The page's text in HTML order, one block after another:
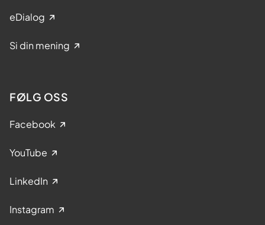
eDialog
Si din mening
FØLG OSS
Facebook
YouTube
LinkedIn
Instagram